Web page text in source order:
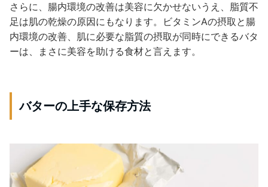
さらに、腸内環境の改善は美容に欠かせないうえ、脂質不
足は肌の乾燥の原因にもなります。ビタミンAの摂取と腸
内環境の改善、肌に必要な脂質の摂取が同時にできるバタ
ーは、まさに美容を助ける食材と言えます。
バターの上手な保存方法